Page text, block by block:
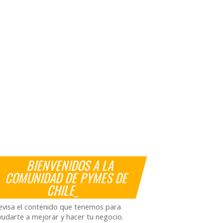
BIENVENIDOS A LA
COMUNIDAD DE PYMES DE
CHILE_
el contenido que tenemos para
a mejorar y hacer tu negocio.